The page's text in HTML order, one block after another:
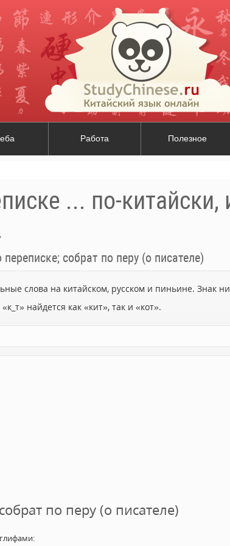
Работа Полезное
... по-китайски,
переписке; собрат по перу (о писателе)
слова на китайском, русском и пиньине. Знак
найдется как «кит», так и «кот».
по перу (о писателе)